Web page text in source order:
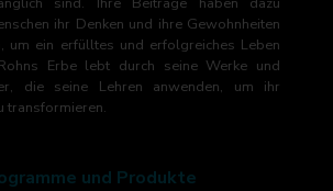
ihr Denken und ihre Gewohnheiten
um ein erfülltes und erfolgreiches Leben
Erbe lebt durch seine Werke und
die seine Lehren anwenden, um ihr
transformieren.
und Produkte